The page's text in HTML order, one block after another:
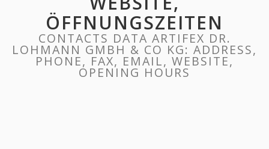
ÖFFNUNGSZEITEN
CONTACTS DATA ARTIFEX DR.
LOHMANN GMBH & CO KG: ADDRESS,
PHONE, FAX, EMAIL, WEBSITE,
OPENING HOURS